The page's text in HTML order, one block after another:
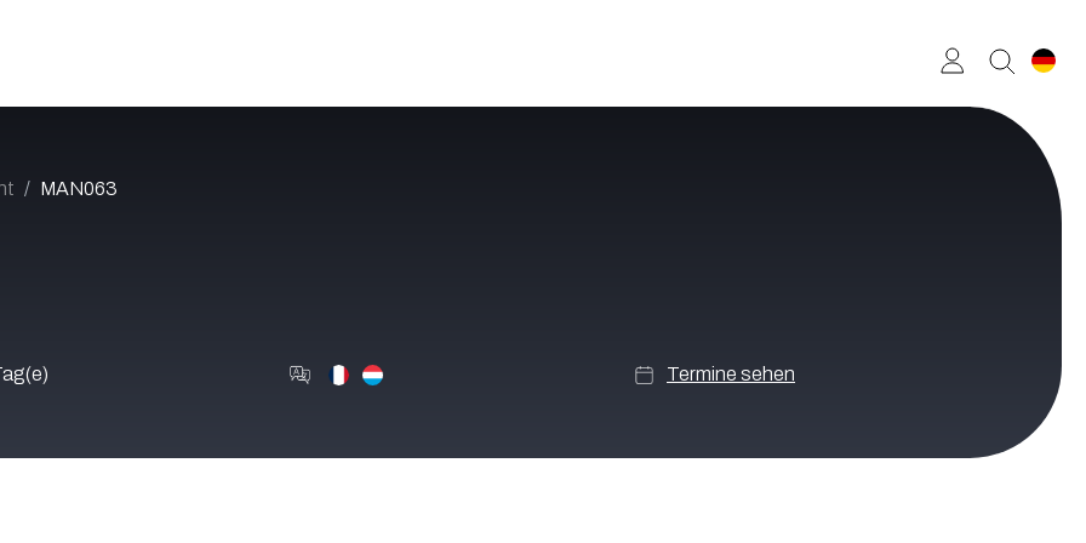
MAN063
Termine sehen